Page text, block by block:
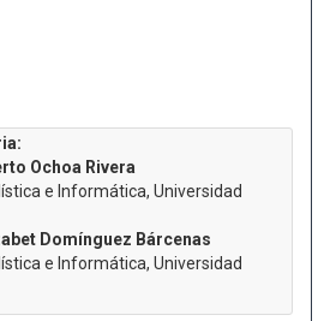
Ochoa Rivera
e Informática, Universidad
Domínguez Bárcenas
e Informática, Universidad